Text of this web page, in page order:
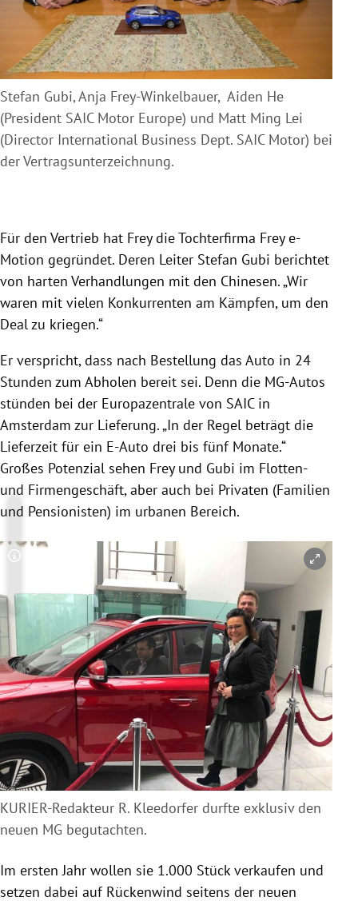
Stefan Gubi, Anja Frey-Winkelbauer, Aiden He
(President SAIC Motor Europe) und Matt Ming Lei
(Director International Business Dept. SAIC Motor) bei
der Vertragsunterzeichnung.
Für den Vertrieb hat Freydie Tochterfirma Freye-
Motion gegründet. Deren Leiter Stefan Gubi berichtet
von harten Verhandlungen mit den Chinesen. „Wir
waren mit vielen Konkurrenten am Kämpfen, um den
Deal zu kriegen.“
Er verspricht, dass nach Bestellung das Auto in 24
Stunden zum Abholen bereit sei. Denn die MG-Autos
stünden bei der Europazentrale von SAICin
Amsterdam zur Lieferung. „In der Regel beträgt die
Lieferzeit für ein E-Auto drei bis fünf Monate.“
Großes Potenzial sehen Freyund Gubi im Flotten-
und Firmengeschäft, aber auch bei Privaten (Familien
und Pensionisten) im urbanen Bereich.
Copyright-Hinweis öffnen/schließen
KURIER-Redakteur R. Kleedorfer durfte exklusiv den
neuen MG begutachten.
Im ersten Jahr wollen sie 1.000 Stück verkaufen und
setzen dabei auf Rückenwind seitens der neuen